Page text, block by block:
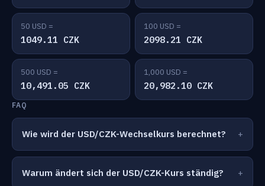
50 USD =
1049.11 CZK
100 USD =
2098.21 CZK
500 USD =
10,491.05 CZK
1,000 USD =
20,982.10 CZK
FAQ
Wie wird der USD/CZK-Wechselkurs berechnet?
Warum ändert sich der USD/CZK-Kurs ständig?